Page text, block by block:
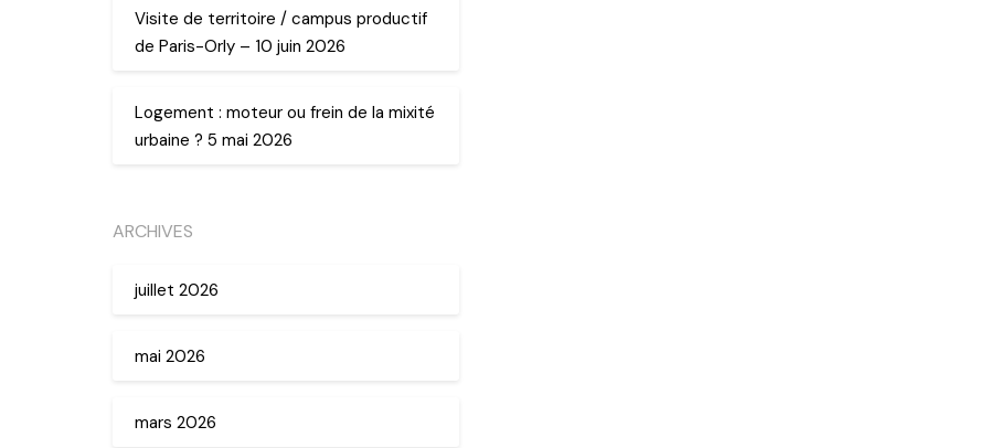
Visite de territoire / campus productif
de Paris-Orly – 10 juin 2026
Logement : moteur ou frein de la mixité
urbaine ? 5 mai 2026
ARCHIVES
juillet 2026
mai 2026
mars 2026